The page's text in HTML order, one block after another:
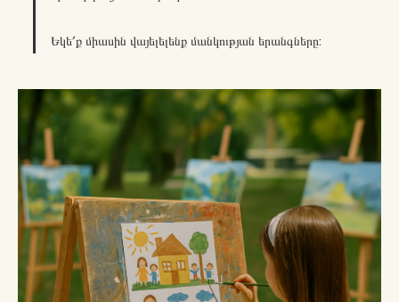
Եկե՛ք միասին վայելելենք մանկության երանգները: